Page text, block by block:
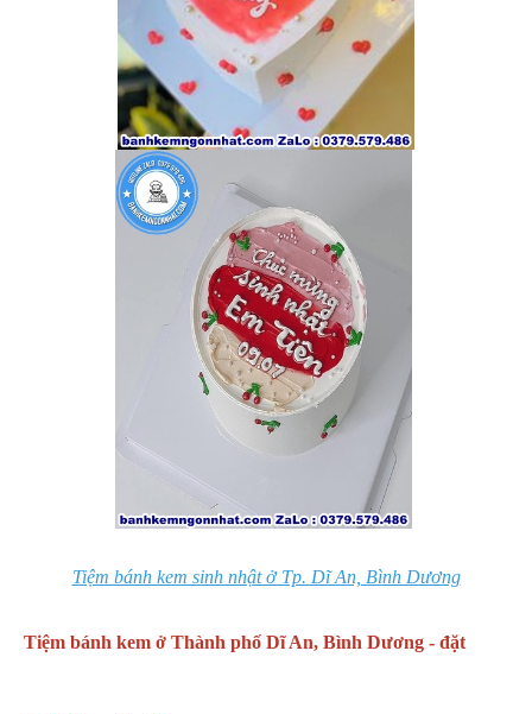
Tiệm bánh kem sinh nhật ở Tp. Dĩ An, Bình Dương
Tiệm bánh kem ở Thành phố Dĩ An, Bình Dương - đặt